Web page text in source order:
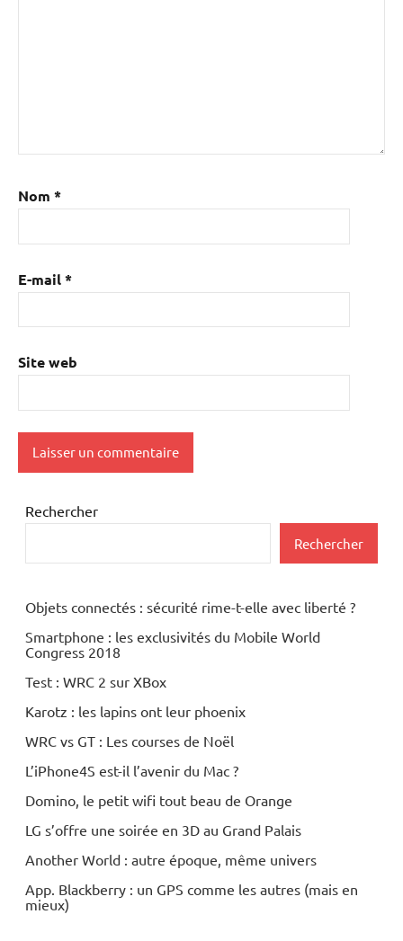
Nom *
E-mail*
Site web
Rechercher
Rechercher
Objets connectés : sécurité rime-t-elle avec liberté ?
Smartphone : les exclusivités du Mobile World
Congress 2018
Test : WRC 2 sur XBox
Karotz : les lapins ont leur phoenix
WRC vs GT : Les courses de Noël
L’iPhone4S est-il l’avenir du Mac ?
Domino, le petit wifi tout beau de Orange
LG s’offre une soirée en 3D au Grand Palais
Another World : autre époque, même univers
App. Blackberry : un GPS comme les autres (mais en
mieux)